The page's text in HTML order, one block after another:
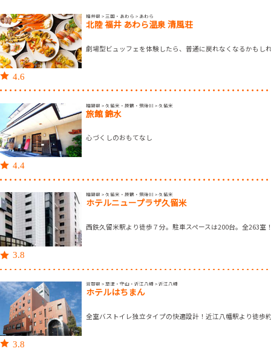
4.6
福井県 > 三国・あわら > あわら
北陸 福井 あわら温泉 清風荘
劇場型ビュッフェを体験したら、普通に戻れなくなるかもし
4.4
福岡県 > 久留米・原鶴・筑後川 > 久留米
旅館 錦水
心づくしのおもてなし
3.8
福岡県 > 久留米・原鶴・筑後川 > 久留米
ホテルニュープラザ久留米
西鉄久留米駅より徒歩７分。駐車スペースは200台。全263室
3.8
滋賀県 > 草津・守山・近江八幡 > 近江八幡
ホテルはちまん
全室バストイレ独立タイプの快適設計！近江八幡駅より徒歩